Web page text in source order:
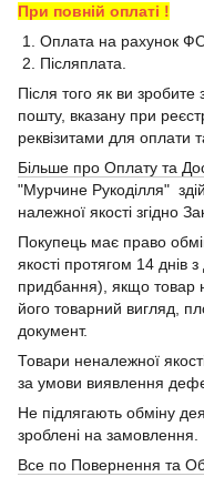
При повній оплаті !
1. Оплата на рахунок
2. Післяплата.
Після того як ви
пошту, вказану при
реквізитами для оплати
Більше про Оплату та
"Мурчине Рукоділля"
належної якості згідно
Покупець має право
якості протягом 14 днів
придбання), якщо товар
його товарний вигляд,
документ.
Товари неналежної
за умови виявлення
Не підлягають обміну
зроблені на замовлення.
Все по Повернення та